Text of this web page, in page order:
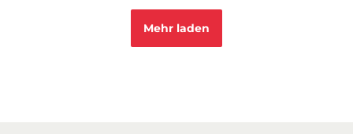
Mehr laden